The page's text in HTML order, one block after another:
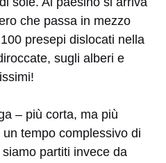
che passa in mezzo
presepi dislocati nella
sugli alberi e
– più corta, ma più
tempo complessivo di
partiti invece da